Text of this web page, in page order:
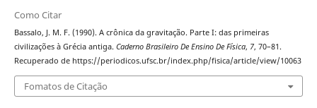
Como Citar
Bassalo, J. M. F. (1990). A crônica da gravitação. Parte I: das primeiras
civilizações à Grécia antiga. Caderno Brasileiro De Ensino De Física, 7, 70–81.
Recuperado de https://periodicos.ufsc.br/index.php/fisica/article/view/10063
Fomatos de Citação